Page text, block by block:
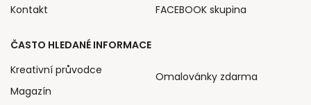
Kontakt
FACEBOOK skupina
ČASTO HLEDANÉ INFORMACE
Kreativní průvodce
Magazín
Omalovánky zdarma